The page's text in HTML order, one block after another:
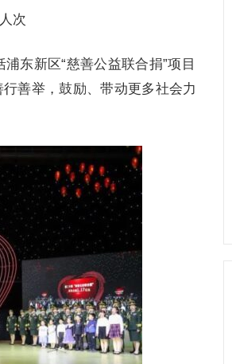
次
东新区“慈善公益联合捐”项目
善举，鼓励、带动更多社会力